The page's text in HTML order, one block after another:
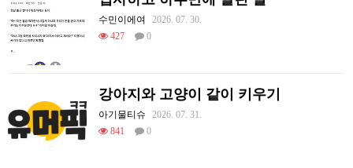
수민이에여
2026. 07. 30.
427
0
강아지와 고양이 같이 키우기
아기물티슈
2026. 07. 31.
841
0